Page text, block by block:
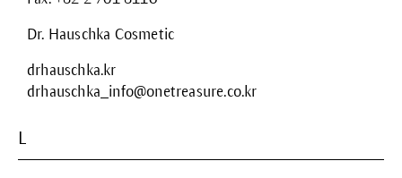
Dr. Hauschka Cosmetic
drhauschka.kr
drhauschka_info@onetreasure.co.kr
L